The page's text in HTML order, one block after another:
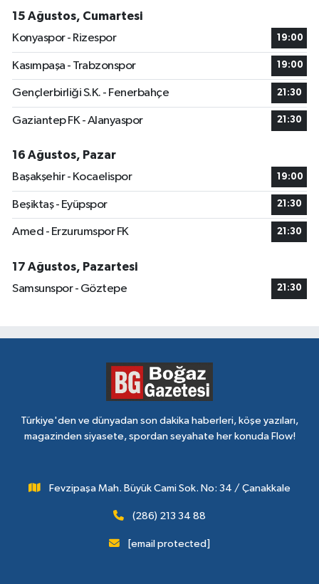
15 Ağustos, Cumartesi
Konyaspor - Rizespor
19:00
Kasımpaşa - Trabzonspor 19:00
Gençlerbirliği S.K. - Fenerbahçe 21:30
Gaziantep FK - Alanyaspor 21:30
16 Ağustos, Pazar
Başakşehir - Kocaelispor
19:00
Beşiktaş - Eyüpspor 21:30
Amed - Erzurumspor FK 21:30
17 Ağustos, Pazartesi
Samsunspor - Göztepe
21:30
Türkiye'den ve dünyadan son dakika haberleri, köşe yazıları,
magazinden siyasete, spordan seyahate her konuda Flow!
Fevzipaşa Mah. Büyük Cami Sok. No: 34 / Çanakkale
(286) 213 34 88
[email protected]